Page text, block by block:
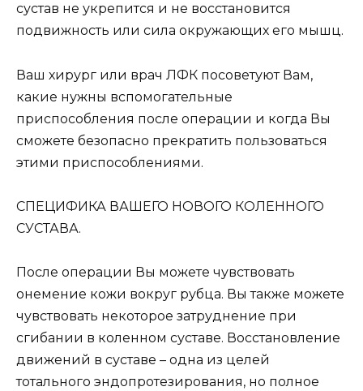
сустав не укрепится и не восстановится
подвижность или сила окружающих его мышц.
Ваш хирург или врач ЛФК посоветуют Вам,
какие нужны вспомогательные
приспособления после операции и когда Вы
сможете безопасно прекратить пользоваться
этими приспособлениями.
СПЕЦИФИКА ВАШЕГО НОВОГО КОЛЕННОГО
СУСТАВА.
После операции Вы можете чувствовать
онемение кожи вокруг рубца. Вы также можете
чувствовать некоторое затруднение при
сгибании в коленном суставе. Восстановление
движений в суставе – одна из целей
тотального эндопротезирования, но полное